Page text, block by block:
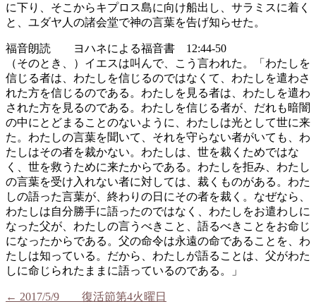
に下り、そこからキプロス島に向け船出し、サラミスに着く
と、ユダヤ人の諸会堂で神の言葉を告げ知らせた。
福音朗読 ヨハネによる福音書 12:44-50
（そのとき、）イエスは叫んで、こう言われた。「わたしを
信じる者は、わたしを信じるのではなくて、わたしを遣わさ
れた方を信じるのである。わたしを見る者は、わたしを遣わ
された方を見るのである。わたしを信じる者が、だれも暗闇
の中にとどまることのないように、わたしは光として世に来
た。わたしの言葉を聞いて、それを守らない者がいても、わ
たしはその者を裁かない。わたしは、世を裁くためではな
く、世を救うために来たからである。わたしを拒み、わたし
の言葉を受け入れない者に対しては、裁くものがある。わた
しの語った言葉が、終わりの日にその者を裁く。なぜなら、
わたしは自分勝手に語ったのではなく、わたしをお遣わしに
なった父が、わたしの言うべきこと、語るべきことをお命じ
になったからである。父の命令は永遠の命であることを、わ
たしは知っている。だから、わたしが語ることは、父がわた
しに命じられたままに語っているのである。」
← 2017/5/9 復活節第4火曜日